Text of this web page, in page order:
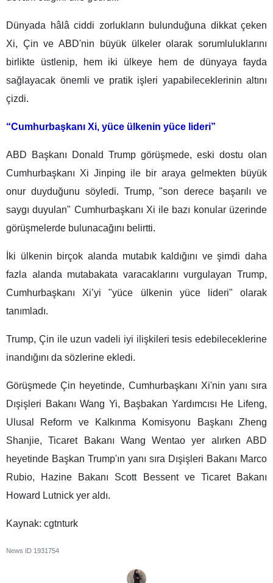
Dünyada hâlâ ciddi zorlukların bulunduğuna dikkat çeken
Xi, Çin ve ABD'nin büyük ülkeler olarak sorumluluklarını
birlikte üstlenip, hem iki ülkeye hem de dünyaya fayda
sağlayacak önemli ve pratik işleri yapabileceklerinin altını
çizdi.
“Cumhurbaşkanı Xi, yüce ülkenin yüce lideri”
ABD Başkanı Donald Trump görüşmede, eski dostu olan
Cumhurbaşkanı Xi Jinping ile bir araya gelmekten büyük
onur duyduğunu söyledi. Trump, "son derece başarılı ve
saygı duyulan" Cumhurbaşkanı Xi ile bazı konular üzerinde
görüşmelerde bulunacağını belirtti.
İki ülkenin birçok alanda mutabık kaldığını ve şimdi daha
fazla alanda mutabakata varacaklarını vurgulayan Trump,
Cumhurbaşkanı Xi’yi "yüce ülkenin yüce lideri" olarak
tanımladı.
Trump, Çin ile uzun vadeli iyi ilişkileri tesis edebileceklerine
inandığını da sözlerine ekledi.
Görüşmede Çin heyetinde, Cumhurbaşkanı Xi'nin yanı sıra
Dışişleri Bakanı Wang Yi, Başbakan Yardımcısı He Lifeng,
Ulusal Reform ve Kalkınma Komisyonu Başkanı Zheng
Shanjie, Ticaret Bakanı Wang Wentao yer alırken ABD
heyetinde Başkan Trump'ın yanı sıra Dışişleri Bakanı Marco
Rubio, Hazine Bakanı Scott Bessent ve Ticaret Bakanı
Howard Lutnick yer aldı.
Kaynak: cgtnturk
News ID 1931754